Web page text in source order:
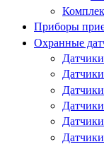
Приборы
Охранные
Датчики